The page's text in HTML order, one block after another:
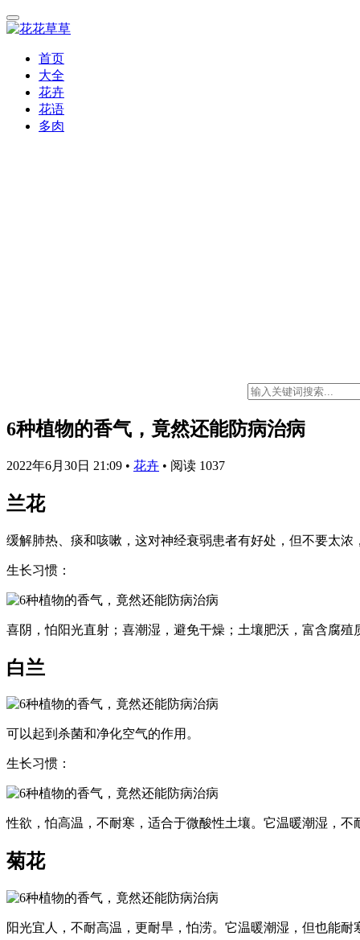
首页
大全
花卉
花语
多肉
6种植物的香气，竟然还能防病治病
2022年6月30日 21:09 • 花卉 • 阅读 1037
兰花
缓解肺热、痰和咳嗽，这对神经衰弱患者有好处，但不要太浓
生长习惯：
喜阴，怕阳光直射；喜潮湿，避免干燥；土壤肥沃，富含腐殖
白兰
可以起到杀菌和净化空气的作用。
生长习惯：
性欲，怕高温，不耐寒，适合于微酸性土壤。它温暖潮湿，
菊花
阳光宜人，不耐高温，更耐旱，怕涝。它温暖潮湿，但也能